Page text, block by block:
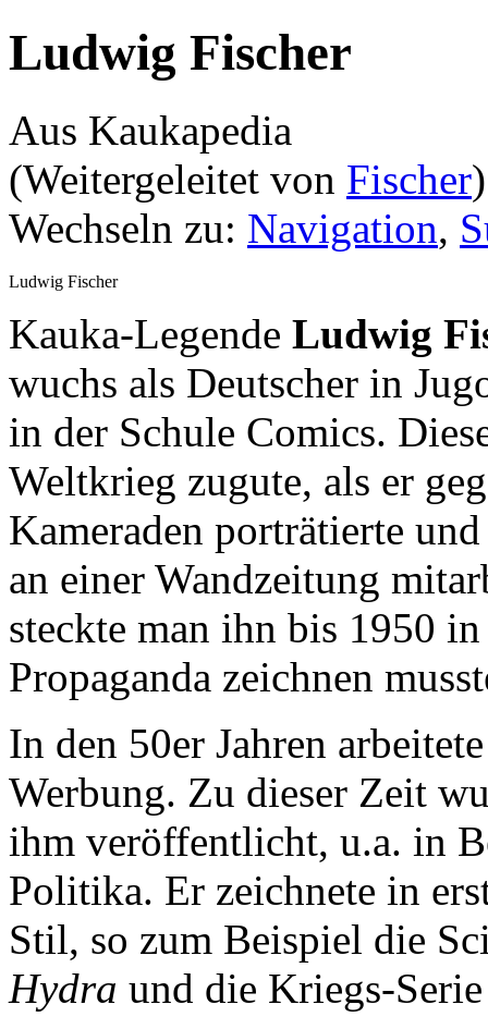
Ludwig Fischer
Aus Kaukapedia
(Weitergeleitet von Fischer)
Wechseln zu: Navigation,
Ludwig Fischer
Kauka-Legende Ludwig
wuchs als Deutscher in
in der Schule Comics.
Weltkrieg zugute, als er
Kameraden porträtierte
an einer Wandzeitung
steckte man ihn bis 1950
Propaganda zeichnen
In den 50er Jahren
Werbung. Zu dieser Zeit
ihm veröffentlicht, u.a. in
Politika. Er zeichnete in
Stil, so zum Beispiel die
Hydra und die Kriegs-